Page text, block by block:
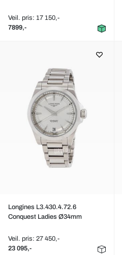
Veil. pris: 17 150,-
7899,-
Longines L3.430.4.72.6
Conquest Ladies Ø34mm
Veil. pris: 27 450,-
23 095,-